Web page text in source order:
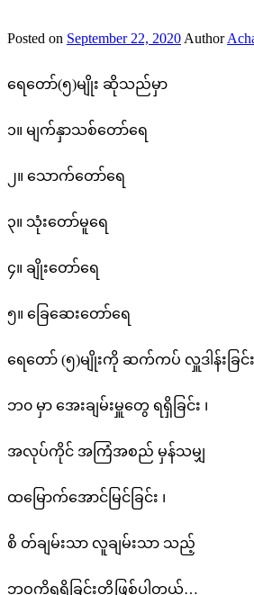
Posted on September 22, 2020 Author
ရေတော်(၅)မျိုး ဆိုသည်မှာ
၁။ မျက်နှာသစ်တော်ရေ
၂။ သောက်တော်ရေ
၃။ သုံးတော်မူရေ
၄။ ချိုးတော်ရေ
၅။ ခြေဆေးတော်ရေ
ရေတော် (၅)မျိုးကို ဆက်ကပ် လှူဒါန်းခြင်
ဘ၀ မှာ အေးချမ်းမှူတွေ ရရှိခြင်း ၊
အလုပ်ကိုင် အကြံအစည် မှန်သမျှ
ထမြောက်အောင်မြင်ခြင်း ၊
စိ တ်ချမ်းသာ လူချမ်းသာ သည့်
ဘဝကိုရရှိခြင်းတို့ဖြစ်ပါတယ်…